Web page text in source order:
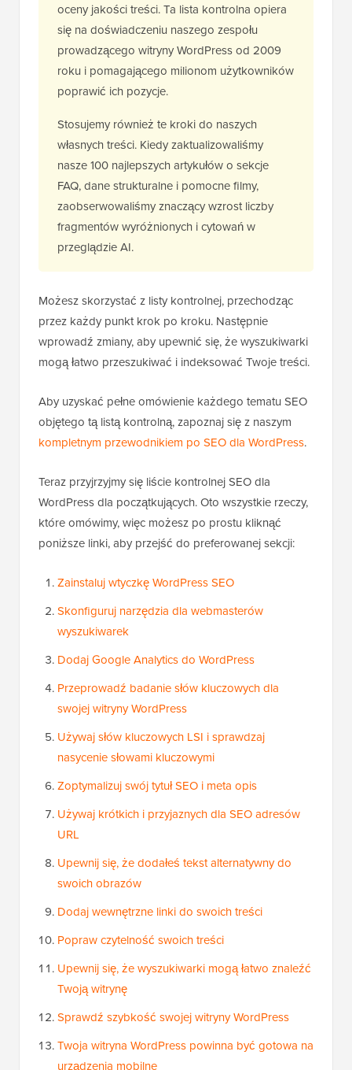
oceny jakości treści. Ta lista kontrolna opiera
się na doświadczeniu naszego zespołu
prowadzącego witryny WordPress od 2009
roku i pomagającego milionom użytkowników
poprawić ich pozycje.
Stosujemy również te kroki do naszych
własnych treści. Kiedy zaktualizowaliśmy
nasze 100 najlepszych artykułów o sekcje
FAQ, dane strukturalne i pomocne filmy,
zaobserwowaliśmy znaczący wzrost liczby
fragmentów wyróżnionych i cytowań w
przeglądzie AI.
Możesz skorzystać z listy kontrolnej, przechodząc
przez każdy punkt krok po kroku. Następnie
wprowadź zmiany, aby upewnić się, że wyszukiwarki
mogą łatwo przeszukiwać i indeksować Twoje treści.
Aby uzyskać pełne omówienie każdego tematu SEO
objętego tą listą kontrolną, zapoznaj się z naszym
kompletnym przewodnikiem po SEO dla WordPress.
Teraz przyjrzyjmy się liście kontrolnej SEO dla
WordPress dla początkujących. Oto wszystkie rzeczy,
które omówimy, więc możesz po prostu kliknąć
poniższe linki, aby przejść do preferowanej sekcji:
Zainstaluj wtyczkę WordPress SEO
Skonfiguruj narzędzia dla webmasterów
wyszukiwarek
Dodaj Google Analytics do WordPress
Przeprowadź badanie słów kluczowych dla
swojej witryny WordPress
Używaj słów kluczowych LSI i sprawdzaj
nasycenie słowami kluczowymi
Zoptymalizuj swój tytuł SEO i meta opis
Używaj krótkich i przyjaznych dla SEO adresów
URL
Upewnij się, że dodałeś tekst alternatywny do
swoich obrazów
Dodaj wewnętrzne linki do swoich treści
Popraw czytelność swoich treści
Upewnij się, że wyszukiwarki mogą łatwo znaleźć
Twoją witrynę
Sprawdź szybkość swojej witryny WordPress
Twoja witryna WordPress powinna być gotowa na
urządzenia mobilne